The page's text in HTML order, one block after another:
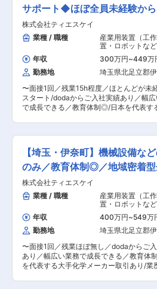
務
る”粉末冶金製法”の専門メーカーです。
機械構造部品が主要製品です。 特に自動
工具、家電などの小型精密モーター用軸受
シェアトップクラスを誇ります。 変更の範囲：会
で使用されているほか、医療・医薬品、
の製造分野でも幅広く活用されています。
は、試料のかくはんや送液、温度制御、圧
など、研究や製造工程に欠かせない機能
います。ソフトウェア開発では、これら
実現するためのマイコンやPLCの制御プロ
開発に加え、機器をWindows PCから操作
めのアプリケーション開発にも携わって
ます。 自ら開発したソフトウェアによっ
動作する様子を直接確認できるため、も
の成果を実感しながら技術者として成長
境です。 ■働く環境 年間休日128日、月平均残業
時間は約5時間と、ワークライフバランス
が可能です。 仕事とプライベートを両立
ら、長期的なキャリア形成を目指してい
す。 ■当社の魅力 当社が開発する研究支援機器
は、官公庁の研究機関をはじめ、全国の大
間企業の研究施設で幅広く活用されていま
年にわたり高い評価と豊富な導入実績を
ており、日本の科学技術や研究開発を支
な役割を担っています。最先端の研究現場
る製品づくりを通じて、社会や科学の発
できるやりがいを実感できる仕事です。 変更の範
囲：会社の定める業務
サポート◆ほぼ全員未経験か
体制◎
株式会社ティエスケイ
業種 / 職種
産業用装置（工
置・ロボットなど
械・ロボット 生産
年収 300万円~449万
勤務地
埼玉県北足立郡
〜面接1回／残業15h程度／ほとんどが未
スタート/dodaからご入社実績あり／幅広
で成長できる／教育体制◎/日本を代表す
などの新規導入およびメンテナンスにか
調査と打ち合わせを行います。 ・お客様
頼内容をもとに見積書や構想図を作成し
わせを行います（基本的には生産技術の方
りとりです）。 ・受注後は簡単な加工図
（手書き・CAD：Autocad2025）、材料
や手配、納期管理、品質チェック、検査
類作成までを担当していただきます。 ・
アは全国で、宿泊を伴う場合もあります。
度は月1〜2回程度、出張が無い月もありま
営業と工程管理の業務割合は半々です。
は「営業職」というより「工程管理」に近
め、個人ノルマはなく、既存のお客様か
が中心です。 ■入社後について ・入社後はアシ
スタントとして、見積もりや材料手配、納
き取りなど簡単な業務からお任せします
【埼玉・伊奈町】機械設備な
のみ／教育体制◎／地域密着
株式会社ティエスケイ
業種 / 職種
産業用装置（工
置・ロボットなど
組立・その他製造
年収 400万円~549万
勤務地
埼玉県北足立郡
〜面接1回／残業ほぼ無し／dodaからご
あり／幅広い業務で成長できる／教育体
を代表する大手化学メーカー取引あり/業